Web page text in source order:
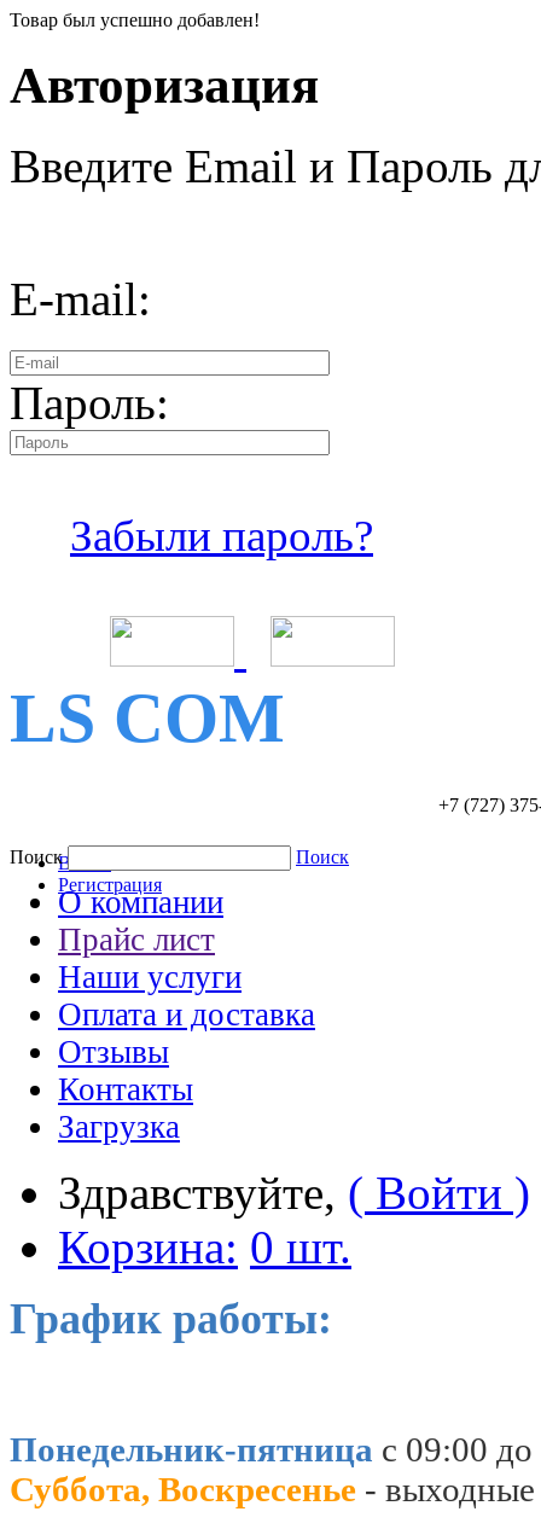
Товар был успешно добавлен!
Авторизация
Введите Email и Пароль
E-mail:
Пароль:
Забыли пароль?
LS COM
+7 (727)
Войти
Регистрация
Поиск Поиск
О компании
Прайс лист
Наши услуги
Оплата и доставка
Отзывы
Контакты
Загрузка
Здравствуйте, ( Войти )
Корзина: 0 шт.
График работы:
Понедельник-пятница с 09:00
Суббота, Воскресенье - выходные